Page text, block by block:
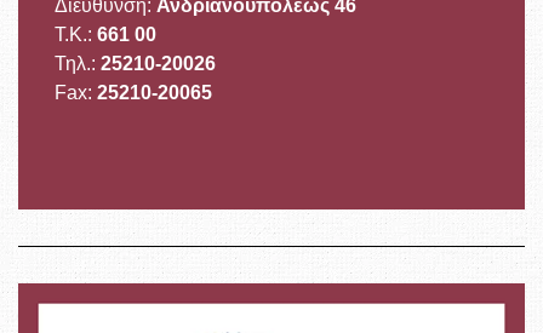
Διεύθυνση: Ανδριανουπόλεως 46
Τ.Κ.:661 00
Τηλ.:25210-20026
Fax:25210-20065